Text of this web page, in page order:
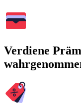
Verdiene